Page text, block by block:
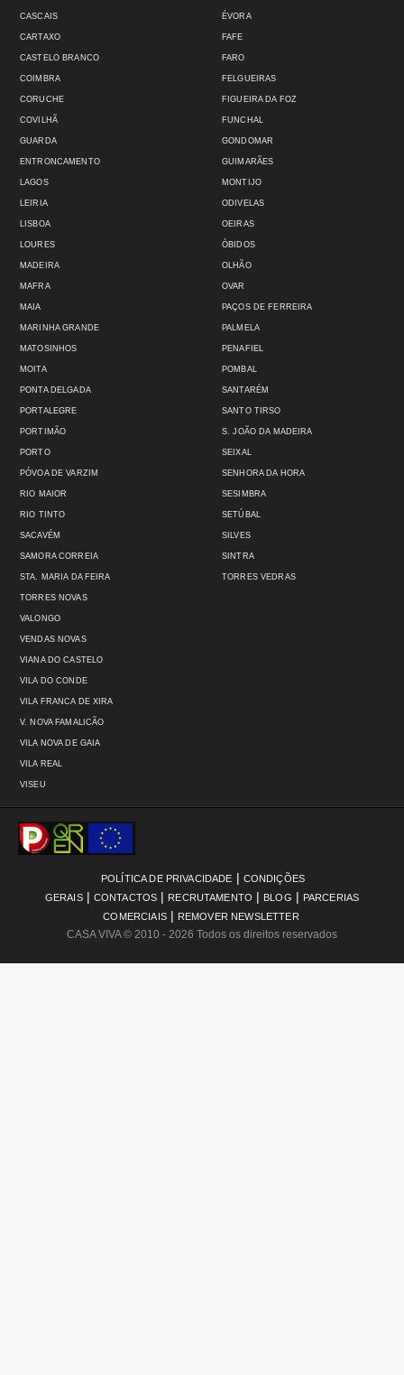
CASCAIS
CARTAXO
CASTELO BRANCO
COIMBRA
CORUCHE
COVILHÃ
GUARDA
ENTRONCAMENTO
ÉVORA
FAFE
FARO
FELGUEIRAS
FIGUEIRA DA FOZ
FUNCHAL
GONDOMAR
GUIMARÃES
LAGOS
LEIRIA
LISBOA
LOURES
MADEIRA
MAFRA
MAIA
MARINHA GRANDE
MATOSINHOS
MOITA
MONTIJO
ODIVELAS
OEIRAS
ÓBIDOS
OLHÃO
OVAR
PAÇOS DE FERREIRA
PALMELA
PENAFIEL
POMBAL
PONTA DELGADA
PORTALEGRE
PORTIMÃO
PORTO
PÓVOA DE VARZIM
RIO MAIOR
RIO TINTO
SACAVÉM
SAMORA CORREIA
STA. MARIA DA FEIRA
SANTARÉM
SANTO TIRSO
S. JOÃO DA MADEIRA
SEIXAL
SENHORA DA HORA
SESIMBRA
SETÚBAL
SILVES
SINTRA
TORRES VEDRAS
TORRES NOVAS
VALONGO
VENDAS NOVAS
VIANA DO CASTELO
VILA DO CONDE
VILA FRANCA DE XIRA
V. NOVA FAMALICÃO
VILA NOVA DE GAIA
VILA REAL
VISEU
POLÍTICA DE PRIVACIDADE | CONDIÇÕES
GERAIS | CONTACTOS | RECRUTAMENTO | BLOG | PARCERIAS
COMERCIAIS | REMOVER NEWSLETTER
CASA VIVA© 2010 - 2026 Todos os direitos reservados